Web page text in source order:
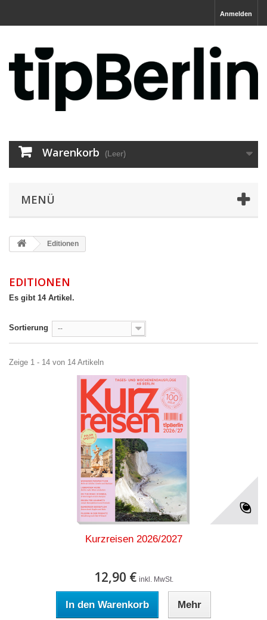
Anmelden
Warenkorb (Leer)
MENÜ
Editionen
EDITIONEN
Es gibt 14 Artikel.
Sortierung --
Zeige 1 - 14 von 14 Artikeln
Kurzreisen 2026/2027
12,90 € inkl. MwSt.
In den Warenkorb Mehr